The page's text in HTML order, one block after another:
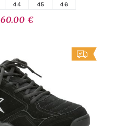
44 45 46
60.00 €